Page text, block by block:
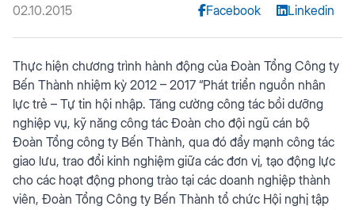
02.10.2015 Facebook Linkedin
Thực hiện chương trình hành động của Đoàn Tổng Công ty
Bến Thành nhiệm kỳ 2012 – 2017 “Phát triển nguồn nhân
lực trẻ – Tự tin hội nhập. Tăng cường công tác bồi dưỡng
nghiệp vụ, kỹ năng công tác Đoàn cho đội ngũ cán bộ
Đoàn Tổng công ty Bến Thành, qua đó đẩy mạnh công tác
giao lưu, trao đổi kinh nghiệm giữa các đơn vị, tạo động lực
cho các hoạt động phong trào tại các doanh nghiệp thành
viên, Đoàn Tổng Công ty Bến Thành tổ chức Hội nghị tập